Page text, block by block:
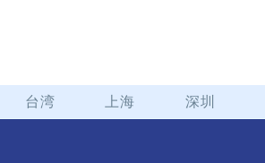
台湾 上海 深圳